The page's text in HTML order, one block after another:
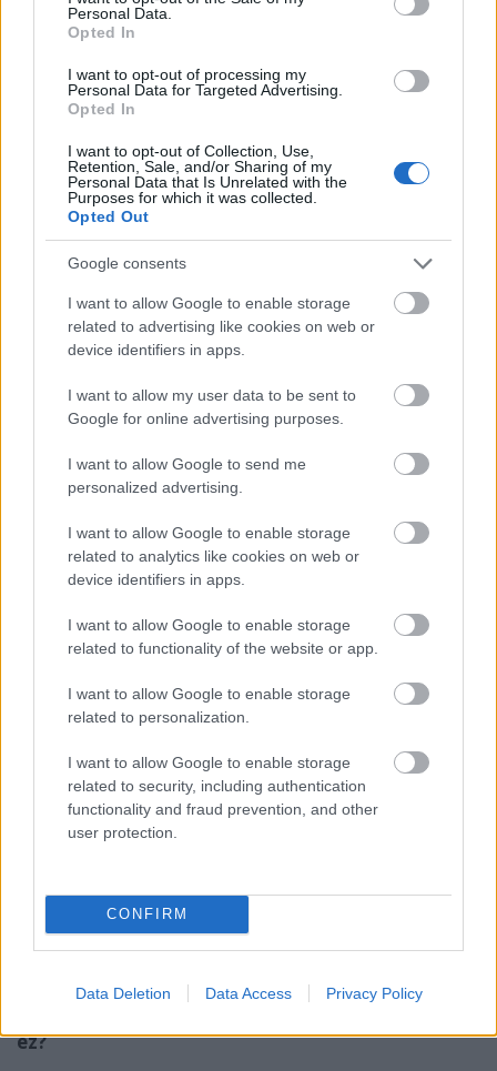
Personal Data.
Opted In
I want to opt-out of processing my
Personal Data for Targeted Advertising.
Opted In
I want to opt-out of Collection, Use,
Retention, Sale, and/or Sharing of my
Personal Data that Is Unrelated with the
Purposes for which it was collected.
Opted Out
Google consents
I want to allow Google to enable storage
related to advertising like cookies on web or
device identifiers in apps.
I want to allow my user data to be sent to
Google for online advertising purposes.
I want to allow Google to send me
personalized advertising.
I want to allow Google to enable storage
related to analytics like cookies on web or
device identifiers in apps.
I want to allow Google to enable storage
related to functionality of the website or app.
I want to allow Google to enable storage
related to personalization.
I want to allow Google to enable storage
related to security, including authentication
functionality and fraud prevention, and other
user protection.
CONFIRM
Data Deletion Data Access Privacy Policy
Gera Zoltánt emlékezetes színházi és filmes
számon – akire oda kell figyelni, akit mindig
megjegyzünk magunknak, és aki nagyon
– Nagyon szeretem a képeket, és nagyon fontos volt
számomra, hogy a színpadon vagy filmben létrejövő
produkciót kívülről is lássam. Ha úgy véltem, hogy
tetszeni fog az összkép, akkor vállaltam a kisebb
szerepet is.
Hosszú pályafutásából melyik színpadi
munkáját emelné ki?
– A Radnóti Színházban játszottuk
katonát Gáspár Sándorral, Eperjes Károllyal, Egri
Katival. Az előadást Taub János rendezte, és négy
küzdenünk. Az egyik kolléga meg is jegyezte, hogy
ha a rendező ennyire hajt minket, és ennyi munkát
követel, akkor hol marad a játék öröme. Erre Taub
legyen, és nekünk ezért kell megdolgoznunk.
Emlékezetes gondolat, idézték is később sokszor és
sokan. Az előadást meghívták a Kairói Nemzetközi
Színház Fesztiválra, ahol első díjat kapott. Az utolsó
előadáson Szamóca, vagyis Eperjes Károly elcsúszott
a színpadon, véletlenül belerúgott egy szekrénybe,
én pedig utána ugyanott hatalmasat estem. A
színfalak mögött hamarjában bekötötték a
kificamodott vállamat. Amikor visszamentem a
hogy folytattam az előadást.
Egy színésznek „hivatalból” is beszélnie kell a
ez?